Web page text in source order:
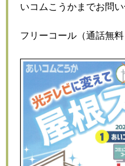
いコムこうかまでお問い
フリーコール（通話無